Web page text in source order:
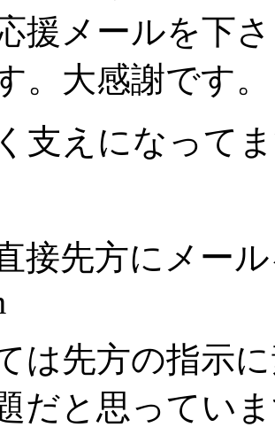
援メールを下
。大感謝です。
支えになって
接先方にメー
は先方の指示
だと思ってい